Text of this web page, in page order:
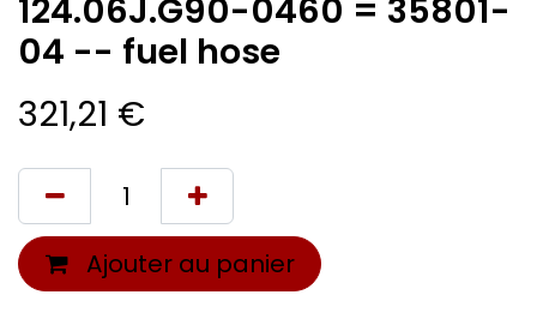
124.06J.G90-0460 = 35801-
04 -- fuel hose
321,21 €
Ajouter au panier